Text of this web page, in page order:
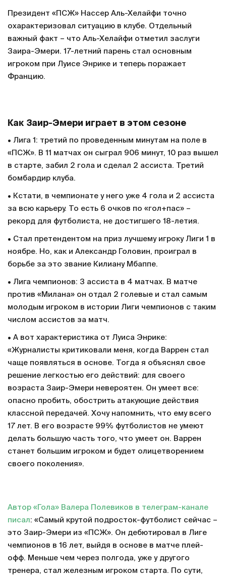
Президент «ПСЖ» Нассер Аль-Хелайфи точно
охарактеризовал ситуацию в клубе. Отдельный
важный факт – что Аль-Хелайфи отметил заслуги
Заира-Эмери. 17-летний парень стал основным
игроком при Луисе Энрике и теперь поражает
Францию.
Как Заир-Эмери играет в этом сезоне
• Лига 1: третий по проведенным минутам на поле в
«ПСЖ». В 11 матчах он сыграл 906 минут, 10 раз вышел
в старте, забил 2 гола и сделал 2 ассиста. Третий
бомбардир клуба.
• Кстати, в чемпионате у него уже 4 гола и 2 ассиста
за всю карьеру. То есть 6 очков по «гол+пас» –
рекорд для футболиста, не достигшего 18-летия.
• Стал претендентом на приз лучшему игроку Лиги 1 в
ноябре. Но, как и Александр Головин, проиграл в
борьбе за это звание Килиану Мбаппе.
• Лига чемпионов: 3 ассиста в 4 матчах. В матче
против «Милана» он отдал 2 голевые и стал самым
молодым игроком в истории Лиги чемпионов с таким
числом ассистов за матч.
• А вот характеристика от Луиса Энрике:
«Журналисты критиковали меня, когда Варрен стал
чаще появляться в основе. Тогда я объяснял свое
решение легкостью его действий: для своего
возраста Заир-Эмери невероятен. Он умеет все:
опасно пробить, обострить атакующие действия
классной передачей. Хочу напомнить, что ему всего
17 лет. В его возрасте 99% футболистов не умеют
делать большую часть того, что умеет он. Варрен
станет большим игроком и будет олицетворением
своего поколения».
Автор «Гола» Валера Полевиков в телеграм-канале
писал: «Самый крутой подросток-футболист сейчас –
это Заир-Эмери из «ПСЖ». Он дебютировал в Лиге
чемпионов в 16 лет, выйдя в основе в матче плей-
офф. Меньше чем через полгода, уже у другого
тренера, стал железным игроком старта. По сути,